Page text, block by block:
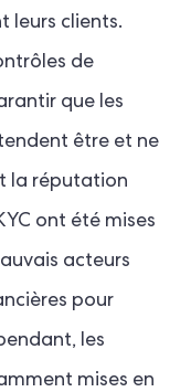
leurs clients.
de
que les
être et ne
la réputation
ont été mises
acteurs
pour
les
mises en